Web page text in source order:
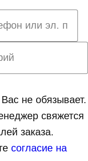
не обязывает.
свяжется
заказа.
согласие на